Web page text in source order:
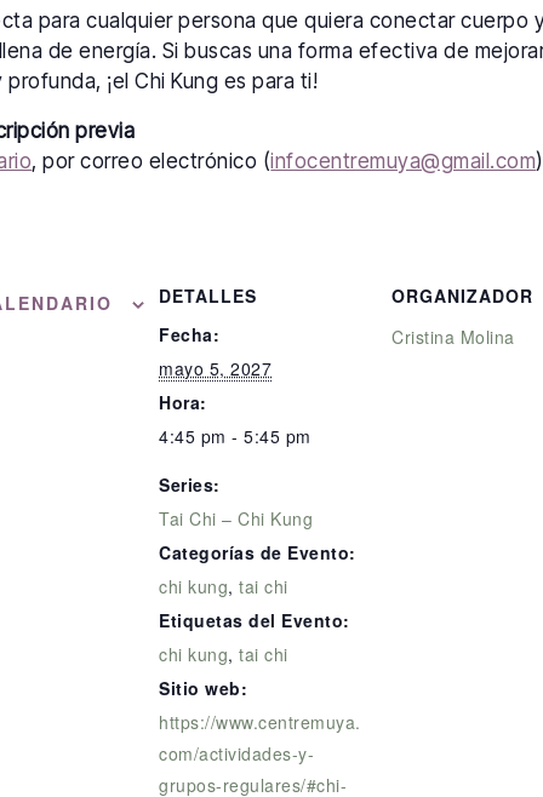
para cualquier persona que quiera conectar cuerpo
de energía. Si buscas una forma efectiva de
¡el Chi Kung es para ti!
previa
, por correo electrónico (infocentremuya@gmail.com
DETALLES
Fecha:
mayo 5, 2027
Hora:
4:45 pm - 5:45 pm
Series:
Tai Chi – Chi Kung
Categorías de Evento:
chi kung,tai chi
Etiquetas del Evento:
chi kung,tai chi
Sitio web:
https://www.centremuya.
com/actividades-y-
grupos-regulares/#chi-
ORGANIZADOR
Cristina Molina